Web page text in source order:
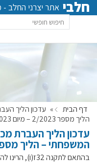
חלבי אתר יצרני החלב
דף הבית » עדכון הליך
הליך מספר 2/2023 – מיום 12.3.2023
עדכון הליך העברת
המשפחתי – הליך מספר 2/2023 – מיום
בהתאם לתקנה 32ז(ו), הרינו להודיע על עדכון המחיר לקבלת מכסה.